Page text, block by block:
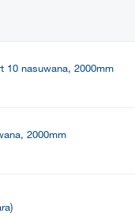
10 nasuwana, 2000mm
2000mm